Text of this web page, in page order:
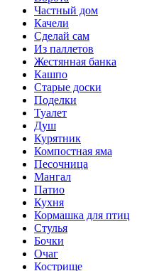
Частный дом
Качели
Сделай сам
Из паллетов
Жестянная банка
Кашпо
Старые доски
Поделки
Туалет
Душ
Курятник
Компостная яма
Песочница
Мангал
Патио
Кухня
Кормашка для птиц
Стулья
Бочки
Очаг
Кострище